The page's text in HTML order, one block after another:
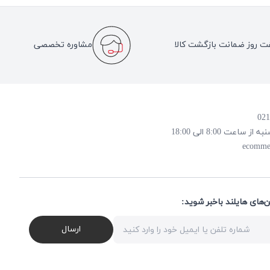
روز ضمانت بازگشت کالا مشاوره تخصصی
8:00 الی 18:00
هایلند باخبر شوید:
ارسال